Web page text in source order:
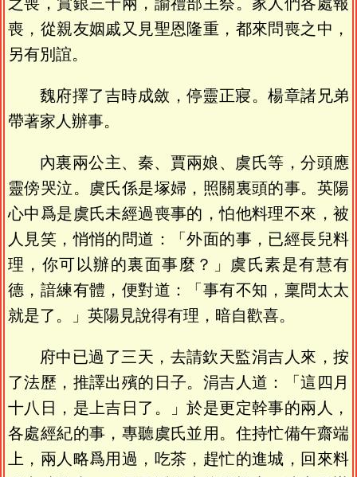
喪，從親友姻戚又見聖恩隆重，都來問喪之中，
另有別誼。
魏府擇了吉時成斂，停靈正寢。楊章諸兄弟
帶著家人辦事。
內裏兩公主、秦、賈兩娘、虞氏等，分頭應
靈傍哭泣。虞氏係是塚婦，照關裏頭的事。英陽
心中爲是虞氏未經過喪事的，怕他料理不來，被
人見笑，悄悄的問道：「外面的事，已經長兒料
理，你可以辦的裏面事麼？」虞氏素是有慧有
德，諳練有體，便對道：「事有不知，稟問太太
就是了。」英陽見說得有理，暗自歡喜。
府中已過了三天，去請欽天監涓吉人來，按
了法歷，推譯出殯的日子。涓吉人道：「這四月
十八日，是上吉日了。」於是更定幹事的兩人，
各處經紀的事，專聽虞氏並用。住持忙備午齋端
上，兩人略爲用過，吃茶，趕忙的進城，回來料